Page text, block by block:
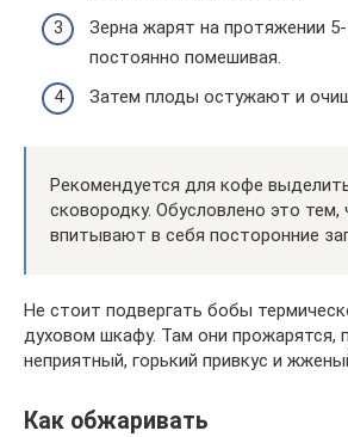
Зерна жарят на протяжении
постоянно помешивая.
Затем плоды остужают и
Рекомендуется для кофе
сковородку. Обусловлено это тем,
впитывают в себя посторонние
Не стоит подвергать бобы
духовом шкафу. Там они прожарятся,
неприятный, горький привкус и
Как обжаривать